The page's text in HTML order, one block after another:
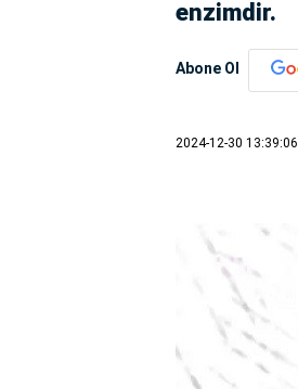
enzimdir.
Abone Ol
2024-12-30 13:39:06